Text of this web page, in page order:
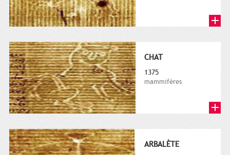
CHAT
1375
mammifères
ARBALÈTE